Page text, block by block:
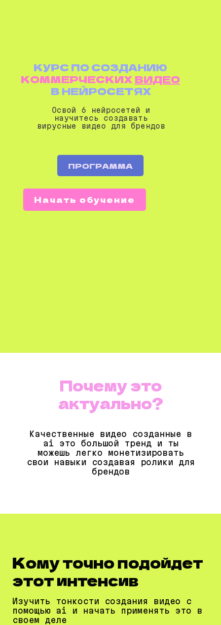
Начать обучение
ПРОГРАММА
Освой 6 нейросетей и
научитесь создавать
вирусные видео для брендов
КУРС ПО СОЗДАНИЮ
КОММЕРЧЕСКИХ ВИДЕО
В НЕЙРОСЕТЯХ
Почему это
актуально?
Качественные видео созданные в
ai это большой тренд и ты
можешь легко монетизировать
свои навыки создавая ролики для
брендов
Кому точно подойдет
этот интенсив
Изучить тонкости создания видео с
помощью ai и начать применять это в
своем деле